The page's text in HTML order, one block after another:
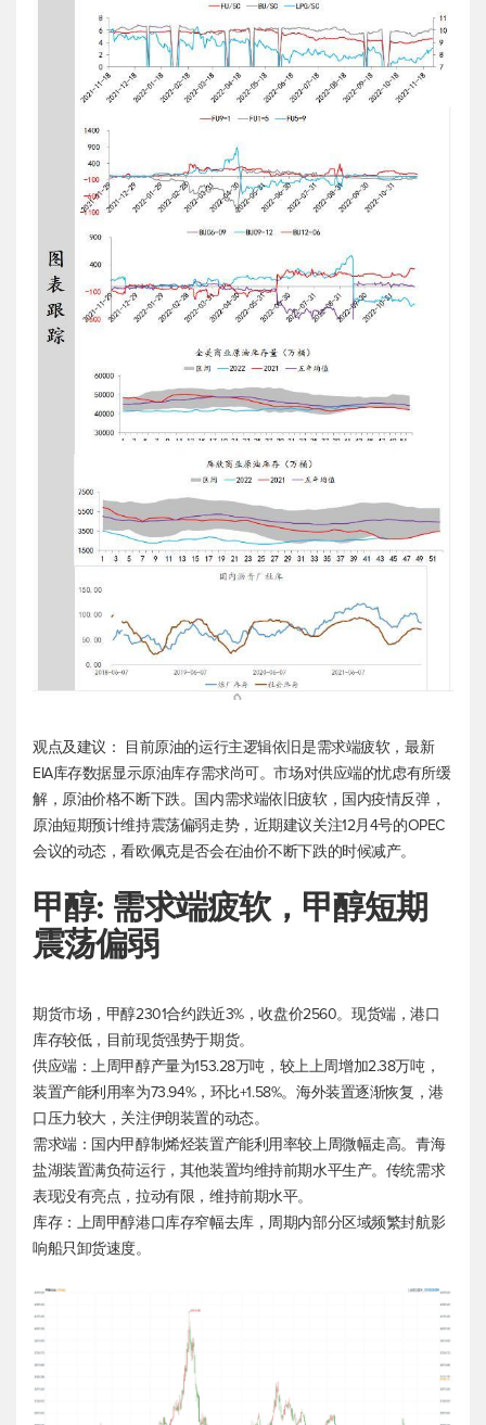
观点及建议： 目前原油的运行主逻辑依旧是需求端疲软，最新
EIA库存数据显示原油库存需求尚可。市场对供应端的忧虑有所缓
解，原油价格不断下跌。国内需求端依旧疲软，国内疫情反弹，
原油短期预计维持震荡偏弱走势，近期建议关注12月4号的OPEC
会议的动态，看欧佩克是否会在油价不断下跌的时候减产。
甲醇: 需求端疲软，甲醇短期
震荡偏弱
期货市场，甲醇2301合约跌近3%，收盘价2560。现货端，港口
库存较低，目前现货强势于期货。
供应端：上周甲醇产量为153.28万吨，较上上周增加2.38万吨，
装置产能利用率为73.94%，环比+1.58%。海外装置逐渐恢复，港
口压力较大，关注伊朗装置的动态。
需求端：国内甲醇制烯烃装置产能利用率较上周微幅走高。青海
盐湖装置满负荷运行，其他装置均维持前期水平生产。传统需求
表现没有亮点，拉动有限，维持前期水平。
库存：上周甲醇港口库存窄幅去库，周期内部分区域频繁封航影
响船只卸货速度。